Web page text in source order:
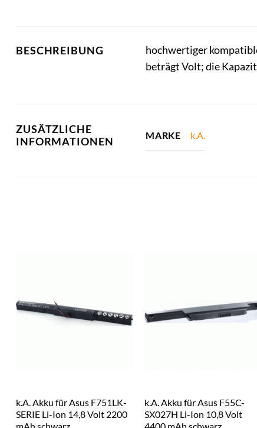
BESCHREIBUNG
hochwertiger
beträgt Volt; die
ZUSÄTZLICHE
INFORMATIONEN
MARKE k.A.
k.A. Akku für Asus F751LK-
SERIE Li-Ion 14,8 Volt 2200
k.A. Akku für Asus F55C-
SX027H Li-Ion 10,8 Volt